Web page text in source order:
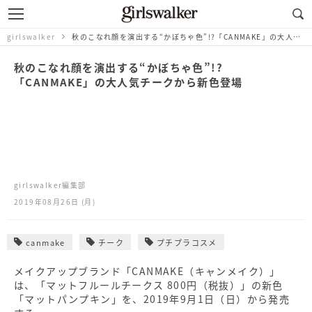
girlswalker 秋のこなれ顔を演出する“かぼちゃ色”!?「CANMAKE」の大人気チークから新色登場
秋のこなれ顔を演出する“かぼちゃ色”!?
「CANMAKE」の大人気チークから新色登場
girlswalker編集部
2019年08月26日 (月)
canmake チーク プチプラコスメ
メイクアップブランド「CANMAKE（キャンメイク）」
は、「マットフルールチークス 800円（税抜）」の新色
「マットパンプキン」を、2019年9月1日（日）から発売